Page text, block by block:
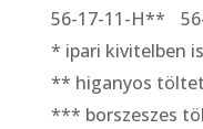
56-17-11-H**
* ipari kivitelben is
** higanyos
*** borszeszes